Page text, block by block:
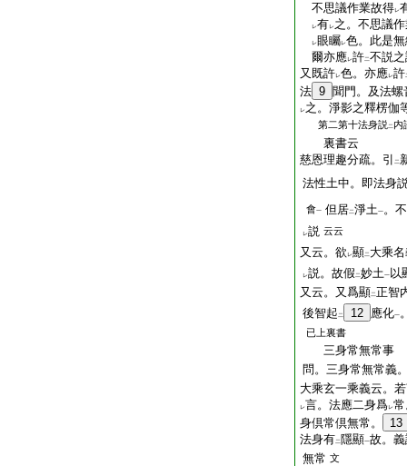
不思議作業故得レ
レ有レ之。不思議
レ眼矚レ色。此是
爾亦應レ許二不説
又既許レ色。亦應レ許
法 9 聞門。及法螺
レ之。淨影之釋楞伽
第二第十法身説 二 内
裏書云
慈恩理趣分疏。引
二
法性土中。即法身
會一 但居二淨土一。不
レ説 云云
又云。欲 レ顯二 大乘
レ説。故假 二妙土一 以
又云。又爲顯二正智
後智起 二 12 應化一
已上裏書
三身常無常事
問。三身常無常義
大乘玄一乘義云。
レ言。法應二身爲レ
身倶常倶無常。
13
法身有二 隱顯一故。
無常 文